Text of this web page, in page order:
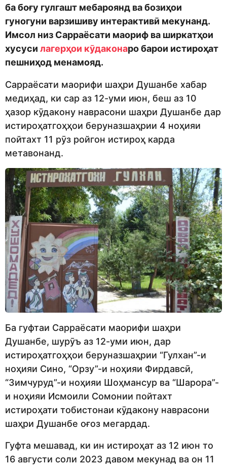
ба боғу гулгашт мебароянд ва бозиҳои
гуногуни варзишиву интерактивӣ мекунанд.
Имсол низ Сарраёсати маориф ва ширкатҳои
хусуси лагерҳои кӯдаконаро барои истироҳат
пешниҳод менамояд.
Сарраёсати маорифи шаҳри Душанбе хабар
медиҳад, ки сар аз 12-уми июн, беш аз 10
ҳазор кӯдакону наврасони шаҳри Душанбе дар
истироҳатгоҳҳои беруназшаҳрии 4 ноҳияи
пойтахт 11 рӯз ройгон истироҳ карда
метавонанд.
Ба гуфтаи Сарраёсати маорифи шаҳри
Душанбе, шурӯъ аз 12-уми июн, дар
истироҳатгоҳҳои беруназшаҳрии “Гулхан”-и
ноҳияи Сино, “Орзу”-и ноҳияи Фирдавсӣ,
“Зимчуруд”-и ноҳияи Шоҳмансур ва “Шарора”-
и ноҳияи Исмоили Сомонии пойтахт
истироҳати тобистонаи кӯдакону наврасони
шаҳри Душанбе оғоз мегардад.
Гуфта мешавад, ки ин истироҳат аз 12 июн то
16 августи соли 2023 давом мекунад ва он 11